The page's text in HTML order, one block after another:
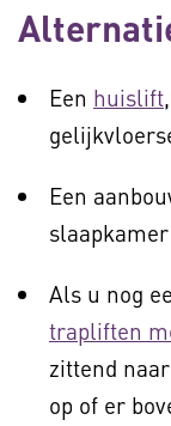
Een huislift
Een
Als u nog
trapliften
zittend
op of er